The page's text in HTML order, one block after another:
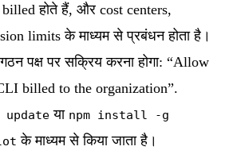
होते हैं, और cost centers,
limits के माध्यम से प्रबंधन होता है।
पक्ष पर सक्रिय करना होगा: “Allow
billed to the organization”.
या npm install -g
के माध्यम से किया जाता है।